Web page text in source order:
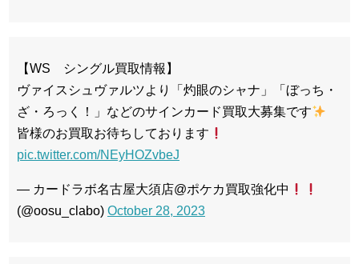
【WS シングル買取情報】
ヴァイスシュヴァルツより「灼眼のシャナ」「ぼっち・
ざ・ろっく！」などのサインカード買取大募集です
皆様のお買取お待ちしております
pic.twitter.com/NEyHOZvbeJ
— カードラボ名古屋大須店@ポケカ買取強化中
(@oosu_clabo) October 28, 2023